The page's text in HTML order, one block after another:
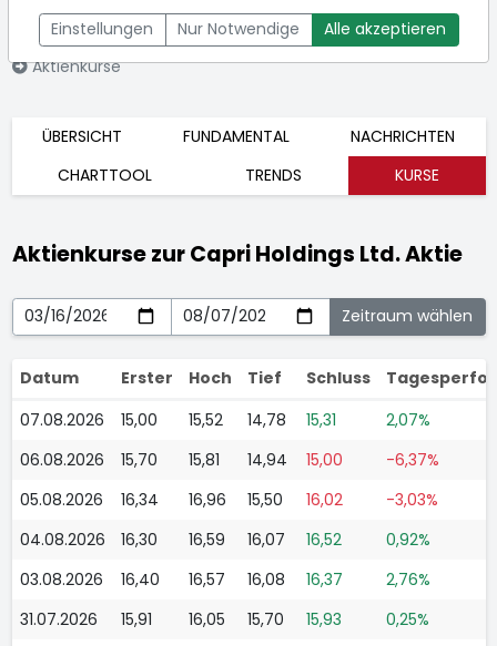
[WKN: A2PBDX | ISIN:
VGG1890L1076]
Aktienkurse
Bid:15,290$Ask:17,700$
ÜBERSICHT FUNDAMENTAL
NACHRICHTEN
CHARTTOOL
TRENDS KURSE
Aktienkurse zur Capri Holdings Ltd. Aktie
Datum Erster Hoch Tief Schluss
07.08.2026
15,00 15,52 14,78 15,31
2,07%
06.08.2026
15,70 15,81 14,94 15,00
-6,37%
05.08.2026
16,34 16,96 15,50 16,02
-3,03%
04.08.2026
16,30 16,59 16,07 16,52
0,92%
03.08.2026
16,40 16,57 16,08 16,37
2,76%
31.07.2026
15,91 16,05 15,70 15,93
0,25%
Einstellungen Nur Notwendige Alle akzeptieren